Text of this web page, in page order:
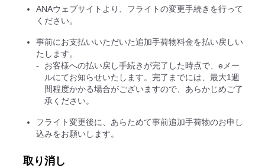
ANAウェブサイトより、フライトの変更手続きを行って
ください。
事前にお支払いいただいた追加手荷物料金を払い戻しい
たします。
お客様への払い戻し手続きが完了した時点で、eメー
ルにてお知らせいたします。完了までには、最大1週
間程度かかる場合がございますので、あらかじめご了
承ください。
フライト変更後に、あらためて事前追加手荷物のお申し
込みをお願いします。
取り消し